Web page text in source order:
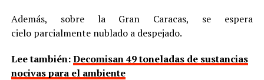
Además, sobre la Gran Caracas, se espera
cielo parcialmente nublado a despejado.
Lee también:Decomisan 49 toneladas de sustancias
nocivas para el ambiente